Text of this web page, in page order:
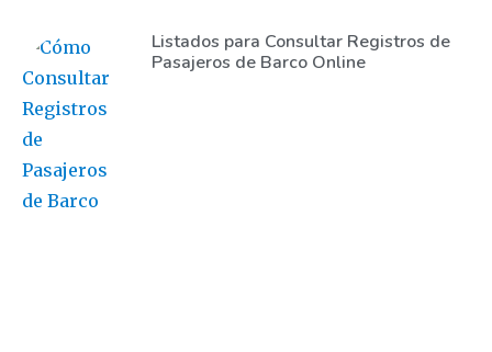
Listados para Consultar Registros de
Pasajeros de Barco Online